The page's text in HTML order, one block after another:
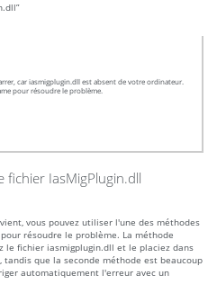
car iasmigplugin.dll est absent de votre ordinateur.
pour résoudre le problème.
IasMigPlugin.dll
vous pouvez utiliser l'une des méthodes
résoudre le problème. La méthode
le fichier iasmigplugin.dll et le placiez dans
que la seconde méthode est beaucoup
automatiquement l'erreur avec un